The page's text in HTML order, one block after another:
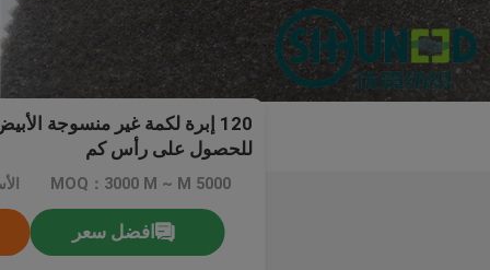
120 إبرة لكمة غير منسوجة
للحصول على رأس كم
MOQ：3000 M ~ M 5000
افضل سعر